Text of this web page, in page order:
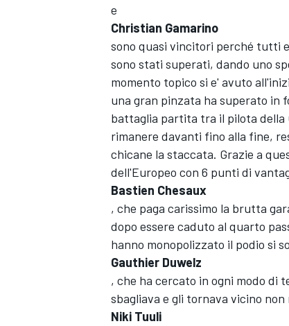
e
Christian Gamarino
sono quasi vincitori perché tutti
sono stati superati, dando uno
momento topico si e' avuto
una gran pinzata ha superato in
battaglia partita tra il pilota della
rimanere davanti fino alla fine,
chicane la staccata. Grazie a
dell'Europeo con 6 punti di
Bastien Chesaux
, che paga carissimo la brutta
dopo essere caduto al quarto
hanno monopolizzato il podio si
Gauthier Duwelz
, che ha cercato in ogni modo di
sbagliava e gli tornava vicino
Niki Tuuli